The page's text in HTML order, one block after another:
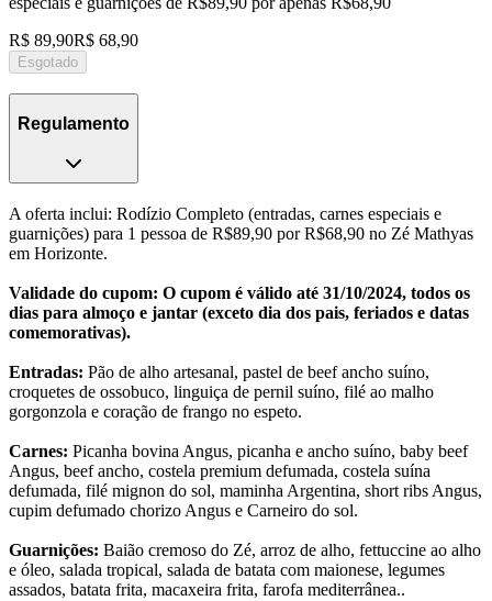
R$ 89,90R$ 68,90
Esgotado
Regulamento
A oferta inclui: Rodízio Completo (entradas, carnes especiais e
guarnições) para 1 pessoa de R$89,90 por R$68,90 no Zé Mathyas
em Horizonte.
Validade do cupom: O cupom é válido até 31/10/2024, todos os
dias para almoço e jantar (exceto dia dos pais, feriados e datas
comemorativas).
Entradas: Pão de alho artesanal, pastel de beef ancho suíno,
croquetes de ossobuco, linguiça de pernil suíno, filé ao malho
gorgonzola e coração de frango no espeto.
Carnes: Picanha bovina Angus, picanha e ancho suíno, baby beef
Angus, beef ancho, costela premium defumada, costela suína
defumada, filé mignon do sol, maminha Argentina, short ribs Angus,
cupim defumado chorizo Angus e Carneiro do sol.
Guarnições: Baião cremoso do Zé, arroz de alho, fettuccine ao alho
e óleo, salada tropical, salada de batata com maionese, legumes
assados, batata frita, macaxeira frita, farofa mediterrânea..